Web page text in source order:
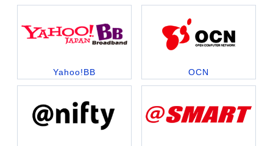
Yahoo!BB OCN